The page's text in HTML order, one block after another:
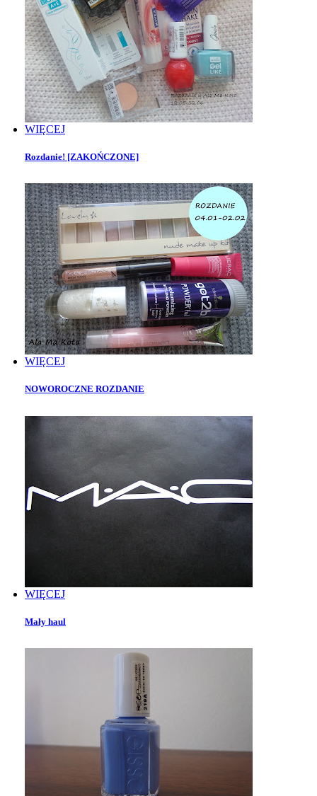
WIĘCEJ
Rozdanie! [ZAKOŃCZONE]
WIĘCEJ
NOWOROCZNE ROZDANIE
WIĘCEJ
Mały haul